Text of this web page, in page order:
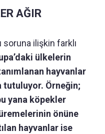
AĞIR
ilişkin farklı
ülkelerin
hayvanlar
tutuluyor. Örneğin;
yana köpekler
üremelerinin önüne
hayvanlar ise